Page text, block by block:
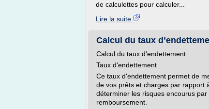
de calculettes pour calculer...
Lire la suite
Calcul du taux
Calcul du taux d'endettement
Taux d'endettement
Ce taux d'endettement permet de
de vos prêts et charges par rapport
déterminer les risques encourus
remboursement.